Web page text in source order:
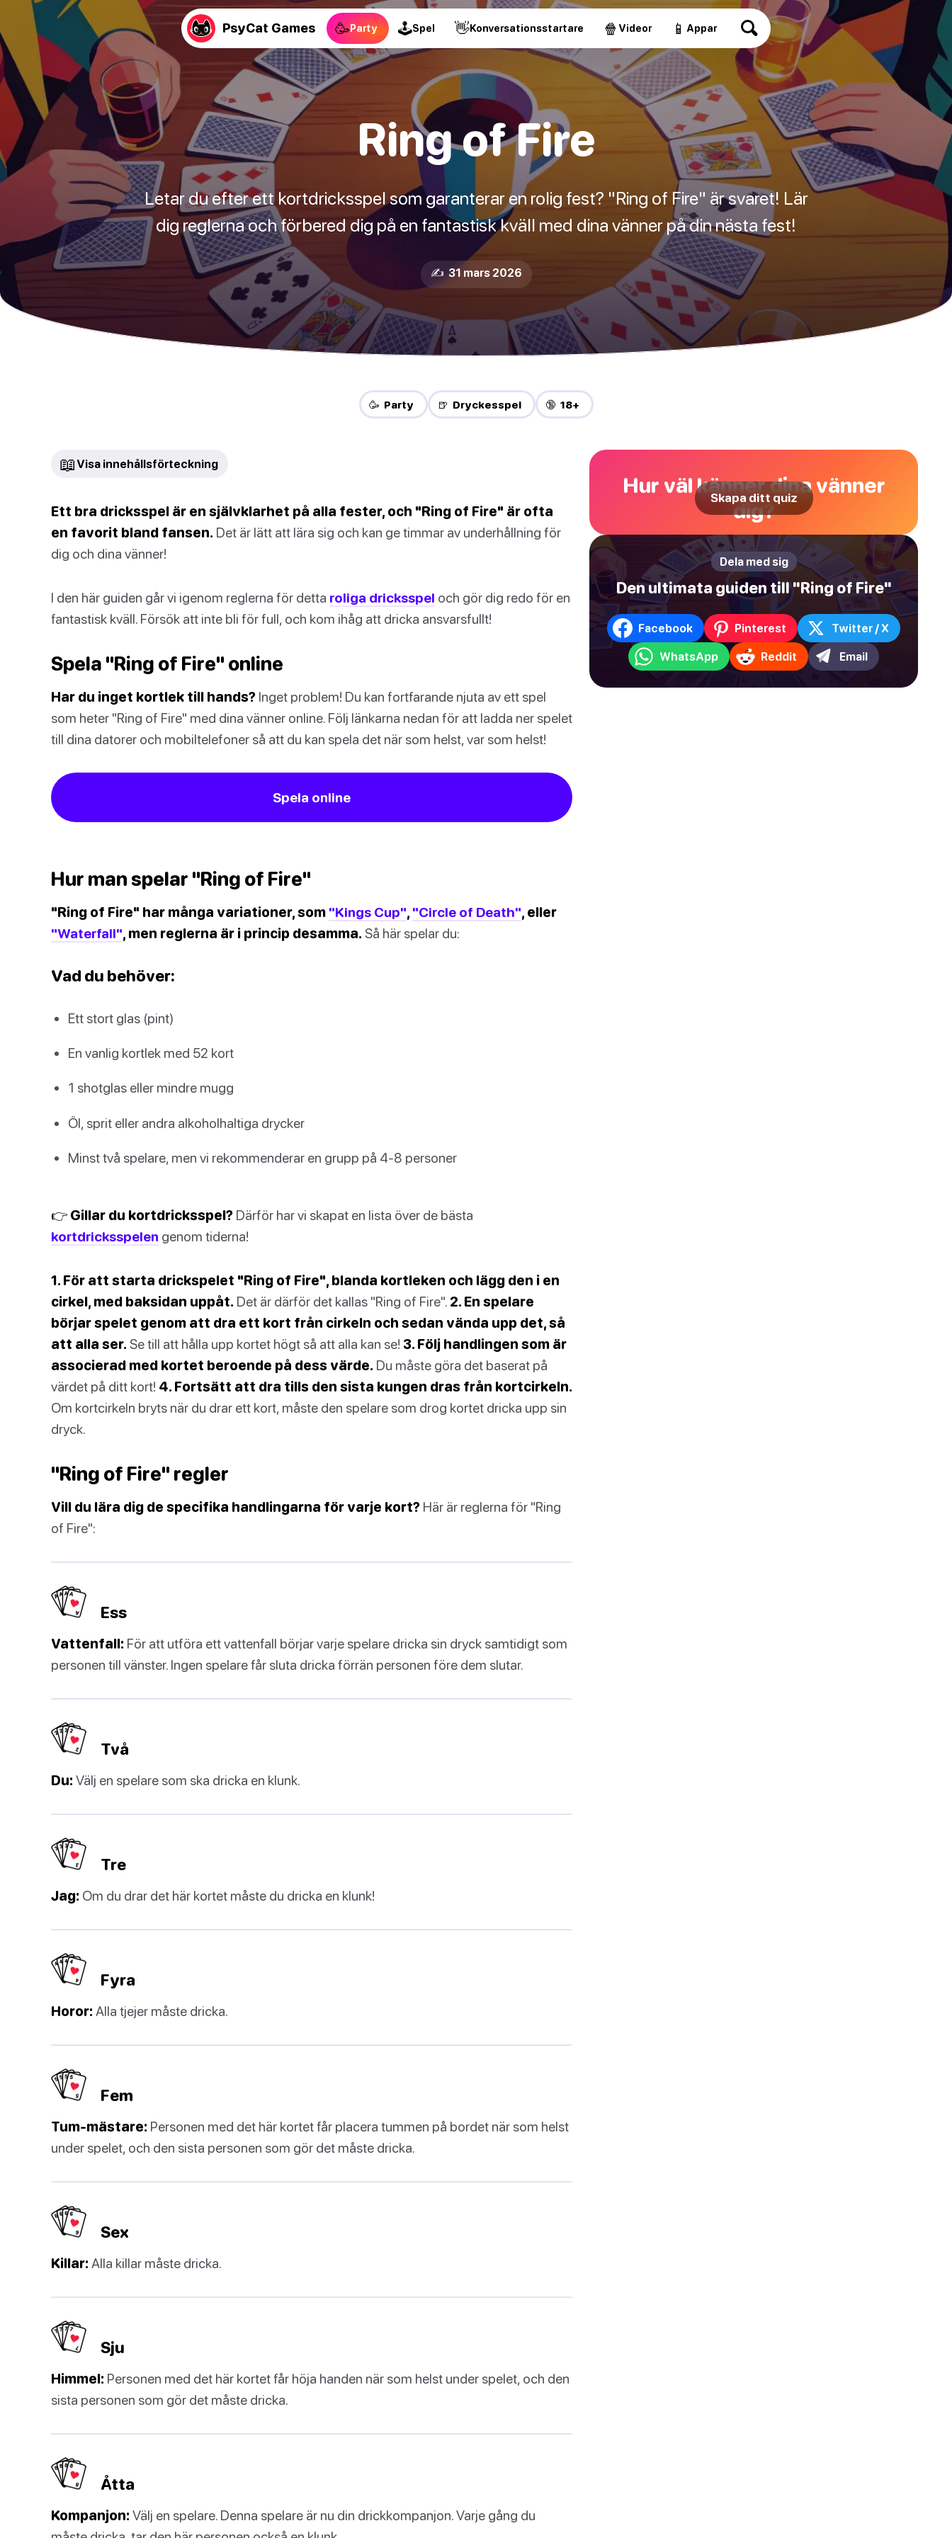
PsyCat Games 🥳Party 🕹Spel 👋Konversationsstartare 🍿 Videor 📱 Appar
Ring of Fire
Letar du efter ett kortdricksspel som garanterar en rolig fest? "Ring of Fire" är svaret! Lär
dig reglerna och förbered dig på en fantastisk kväll med dina vänner på din nästa fest!
✍️ 31 mars 2026
🥳 Party 🍺 Dryckesspel 🔞 18+
📖 Visa innehållsförteckning
Ett bra dricksspel är en självklarhet på alla fester, och "Ring of Fire" är ofta
en favorit bland fansen. Det är lätt att lära sig och kan ge timmar av underhållning för
dig och dina vänner!
I den här guiden går vi igenom reglerna för detta roliga dricksspel och gör dig redo för en
fantastisk kväll. Försök att inte bli för full, och kom ihåg att dricka ansvarsfullt!
Spela "Ring of Fire" online
Har du inget kortlek till hands? Inget problem! Du kan fortfarande njuta av ett spel
som heter "Ring of Fire" med dina vänner online. Följ länkarna nedan för att ladda ner spelet
till dina datorer och mobiltelefoner så att du kan spela det när som helst, var som helst!
Spela online
Hur man spelar "Ring of Fire"
"Ring of Fire" har många variationer, som "Kings Cup", "Circle of Death", eller
"Waterfall", men reglerna är i princip desamma. Så här spelar du:
Vad du behöver:
Ett stort glas (pint)
En vanlig kortlek med 52 kort
1 shotglas eller mindre mugg
Öl, sprit eller andra alkoholhaltiga drycker
Minst två spelare, men vi rekommenderar en grupp på 4-8 personer
👉 Gillar du kortdricksspel? Därför har vi skapat en lista över de bästa
kortdricksspelen genom tiderna!
1. För att starta drickspelet "Ring of Fire", blanda kortleken och lägg den i en
cirkel, med baksidan uppåt. Det är därför det kallas "Ring of Fire". 2. En spelare
börjar spelet genom att dra ett kort från cirkeln och sedan vända upp det, så
att alla ser. Se till att hålla upp kortet högt så att alla kan se! 3. Följ handlingen som är
associerad med kortet beroende på dess värde. Du måste göra det baserat på
värdet på ditt kort! 4. Fortsätt att dra tills den sista kungen dras från kortcirkeln.
Om kortcirkeln bryts när du drar ett kort, måste den spelare som drog kortet dricka upp sin
dryck.
"Ring of Fire" regler
Vill du lära dig de specifika handlingarna för varje kort? Här är reglerna för "Ring
of Fire":
Ess
Vattenfall: För att utföra ett vattenfall börjar varje spelare dricka sin dryck samtidigt som
personen till vänster. Ingen spelare får sluta dricka förrän personen före dem slutar.
Två
Du: Välj en spelare som ska dricka en klunk.
Tre
Jag: Om du drar det här kortet måste du dricka en klunk!
Fyra
Horor: Alla tjejer måste dricka.
Fem
Tum-mästare: Personen med det här kortet får placera tummen på bordet när som helst
under spelet, och den sista personen som gör det måste dricka.
Sex
Killar: Alla killar måste dricka.
Sju
Himmel: Personen med det här kortet får höja handen när som helst under spelet, och den
sista personen som gör det måste dricka.
Åtta
Kompanjon: Välj en spelare. Denna spelare är nu din drickkompanjon. Varje gång du
Hur väl känner dina vänner
dig?
Skapa ditt quiz
Dela med sig
Den ultimata guiden till "Ring of Fire"
Facebook Pinterest Twitter / X
WhatsApp Reddit Email